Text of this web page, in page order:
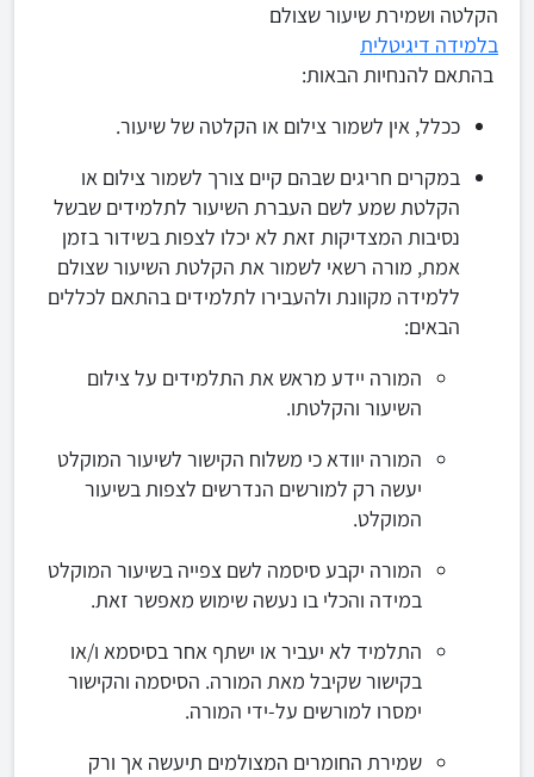
הקלטה ושמירת שיעור שצולם
בלמידה דיגיטלית
בהתאם להנחיות הבאות:
ככלל, אין לשמור צילום או הקלטה של שיעור.
במקרים חריגים שבהם קיים צורך לשמור צילום או
הקלטת שמע לשם העברת השיעור לתלמידים שבשל
נסיבות המצדיקות זאת לא יכלו לצפות בשידור בזמן
אמת, מורה רשאי לשמור את הקלטת השיעור שצולם
ללמידה מקוונת ולהעבירו לתלמידים בהתאם לכללים
הבאים:
המורה יידע מראש את התלמידים על צילום
השיעור והקלטתו.
המורה יוודא כי משלוח הקישור לשיעור המוקלט
יעשה רק למורשים הנדרשים לצפות בשיעור
המוקלט.
המורה יקבע סיסמה לשם צפייה בשיעור המוקלט
במידה והכלי בו נעשה שימוש מאפשר זאת.
התלמיד לא יעביר או ישתף אחר בסיסמא ו/או
בקישור שקיבל מאת המורה. הסיסמה והקישור
ימסרו למורשים על-ידי המורה.
שמירת החומרים המצולמים תיעשה אך ורק